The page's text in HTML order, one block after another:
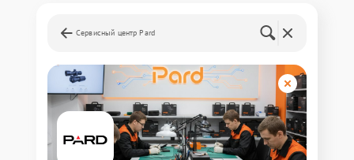
Сервисный центр Pard